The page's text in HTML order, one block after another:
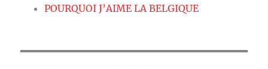
POURQUOI J’AIME LA BELGIQUE